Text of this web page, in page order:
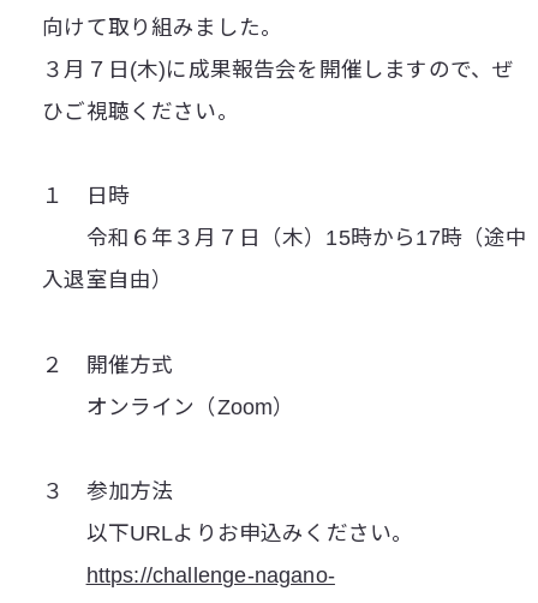
向けて取り組みました。
３月７日(木)に成果報告会を開催しますので、ぜ
ひご視聴ください。
１ 日時
令和６年３月７日（木）15時から17時（途中
入退室自由）
２ 開催方式
オンライン（Zoom）
３ 参加方法
以下URLよりお申込みください。
https://challenge-nagano-